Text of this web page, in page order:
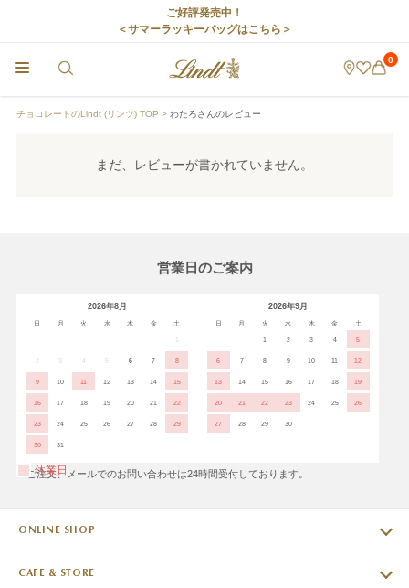
ご好評発売中！
＜サマーラッキーバッグはこちら＞
0
チョコレートのLindt (リンツ) TOP わたろさんのレビュー
まだ、レビューが書かれていません。
営業日のご案内
2026年8月
日 月 火 水 木 金 土
2 3 5 6 7 8
9 10 11 12 13 14 15
16 17 18 19 20 21 22
23 24 25 26 27 28 29
30 31
2026年9月
日 月 火 水 木 金 土
1 2 3 4 5
6 7 8 9 10 11 12
13 14 15 16 17 18 19
20 21 22 23 24 25 26
27 28 29 30
休業日
※ご注文、メールでのお問い合わせは24時間受付しております。
ONLINE SHOP
CAFE & STORE